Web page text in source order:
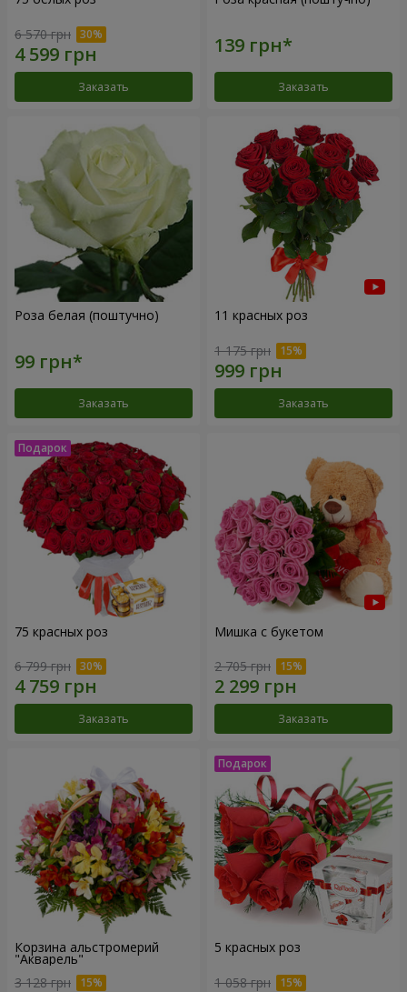
6 570 грн
Заказать Заказать
Роза белая (поштучно)
Заказать
11 красных роз
1 175 грн
Заказать
75 красных роз
6 799 грн
Заказать
Мишка с букетом
2 705 грн
Заказать
Корзина альстромерий
"Акварель"
3 128 грн
5 красных роз
1 058 грн